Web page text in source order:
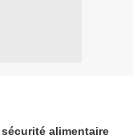
alimentaire